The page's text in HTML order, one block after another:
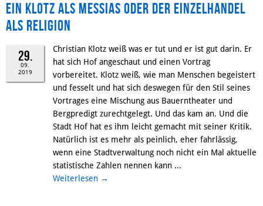
Ein Klotz als Messias oder der Einzelhandel
als Religion
29.
09.
2019
Christian Klotz weiß was er tut und er ist gut darin. Er
hat sich Hof angeschaut und einen Vortrag
vorbereitet. Klotz weiß, wie man Menschen begeistert
und fesselt und hat sich deswegen für den Stil seines
Vortrages eine Mischung aus Bauerntheater und
Bergpredigt zurechtgelegt. Und das kam an. Und die
Stadt Hof hat es ihm leicht gemacht mit seiner Kritik.
Natürlich ist es mehr als peinlich, eher fahrlässig,
wenn eine Stadtverwaltung noch nicht ein Mal aktuelle
statistische Zahlen nennen kann ...
Weiterlesen →